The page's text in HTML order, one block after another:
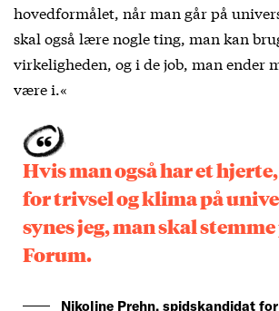
hovedformålet, når man går på
skal også lære nogle ting, man kan
virkeligheden, og i de job, man ender
være i.«
Hvis man også har et
for trivsel og klima på
synes jeg, man skal
Forum.
Nikoline Prehn, spidskandidat